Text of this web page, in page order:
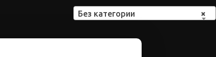
×
Без категории